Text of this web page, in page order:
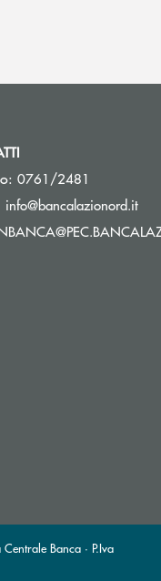
0761/2481
info@bancalazionord.it(si
Banca · P.Iva